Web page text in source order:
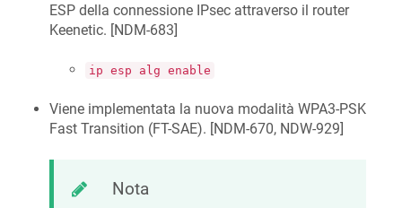
ESP della connessione IPsec attraverso il router
Keenetic. [NDM-683]
ip esp alg enable
Viene implementata la nuova modalità WPA3-PSK
Fast Transition (FT-SAE). [NDM-670, NDW-929]
Nota